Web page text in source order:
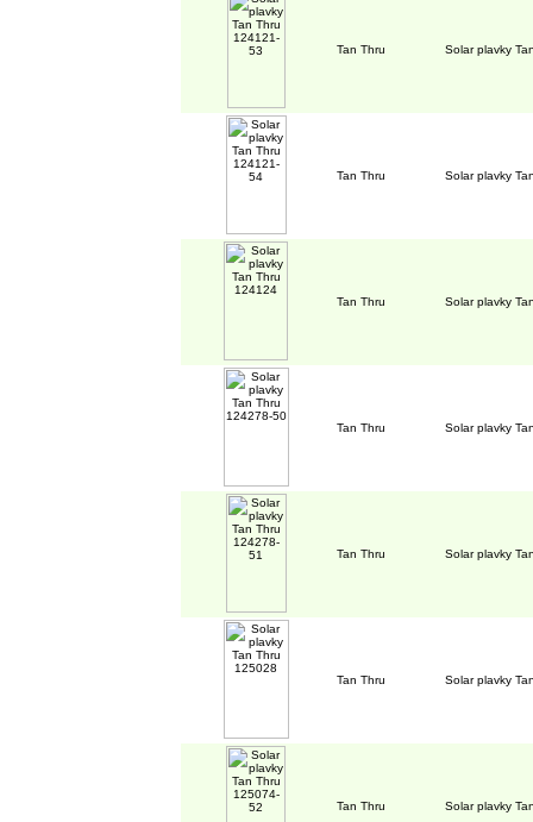
Tan Thru Solar plavky
Tan Thru Solar plavky
Tan Thru Solar plavky
Tan Thru Solar plavky
Tan Thru Solar plavky
Tan Thru Solar plavky
Tan Thru Solar plavky